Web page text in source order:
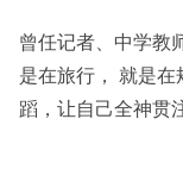
曾任记者、中学教
是在旅行， 就是
蹈，让自己全神贯